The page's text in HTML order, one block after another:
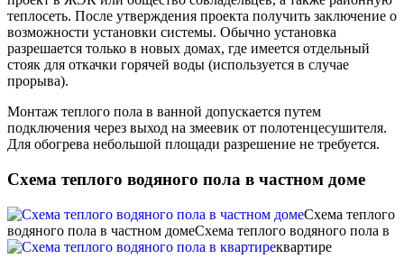
теплосеть. После утверждения проекта получить заключение о
возможности установки системы. Обычно установка
разрешается только в новых домах, где имеется отдельный
стояк для откачки горячей воды (используется в случае
прорыва).
Монтаж теплого пола в ванной допускается путем
подключения через выход на змеевик от полотенцесушителя.
Для обогрева небольшой площади разрешение не требуется.
Схема теплого водяного пола в частном доме
Схема теплого
водяного пола в частном домеСхема теплого водяного пола в
квартире